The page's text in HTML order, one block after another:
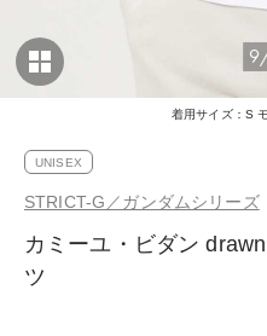
着用サイズ：S
UNISEX
STRICT-G／ガンダムシリーズ
カミーユ・ビダン
ツ